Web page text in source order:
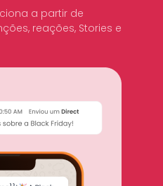
a partir de
reações, Stories e